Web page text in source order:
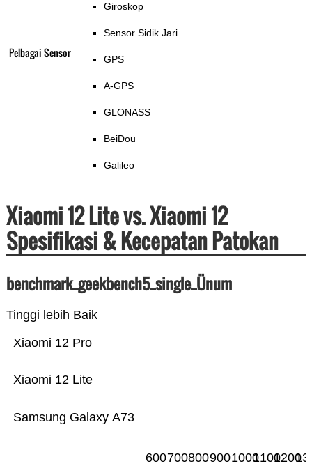
Pelbagai Sensor
Giroskop
Sensor Sidik Jari
GPS
A-GPS
GLONASS
BeiDou
Galileo
Xiaomi 12 Lite vs. Xiaomi 12
Spesifikasi & Kecepatan Patokan
benchmark_geekbench5_single_Ünum
Tinggi lebih Baik
Samsung Galaxy A73
Xiaomi 12 Lite
Xiaomi 12 Pro
600700800900100011001200